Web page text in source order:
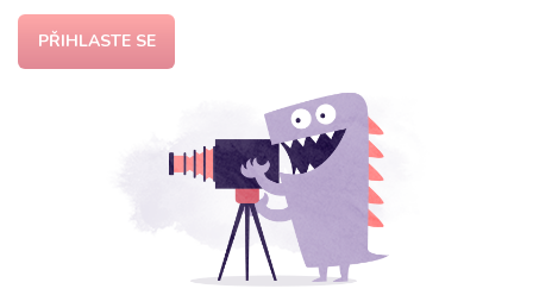
PŘIHLASTE SE